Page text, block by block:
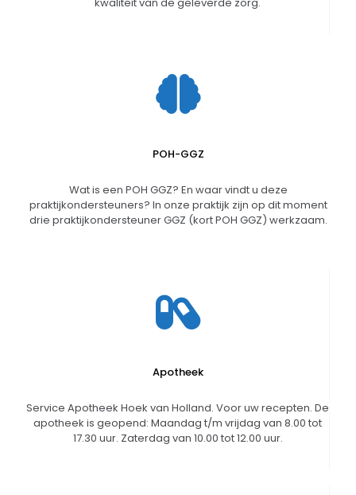
POH-GGZ
Wat is een POH GGZ? En waar vindt u deze
praktijkondersteuners? In onze praktijk zijn op dit moment
drie praktijkondersteuner GGZ (kort POH GGZ) werkzaam.
Apotheek
Service Apotheek Hoek van Holland. Voor uw recepten. De
apotheek is geopend: Maandag t/m vrijdag van 8.00 tot
17.30 uur. Zaterdag van 10.00 tot 12.00 uur.